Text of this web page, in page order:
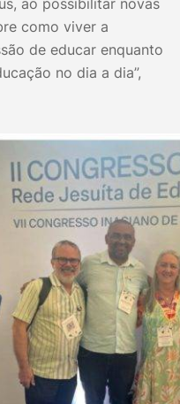
como viver a
de educar enquanto
no dia a dia”,